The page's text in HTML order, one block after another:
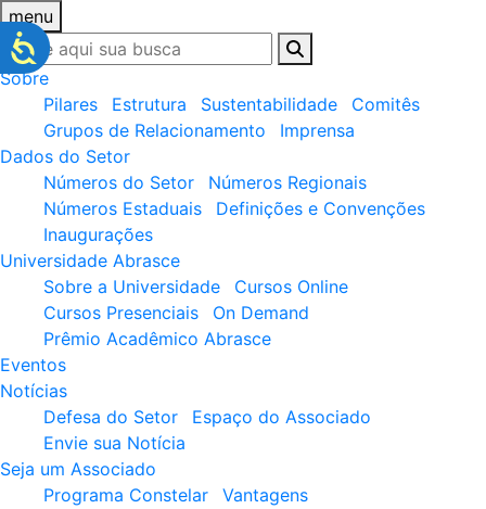
menu
Sobre
Pilares
Estrutura Sustentabilidade
Comitês
Grupos de Relacionamento
Imprensa
Dados do Setor
Números do Setor
Números Regionais
Números Estaduais
Definições e Convenções
Inaugurações
Universidade Abrasce
Sobre a Universidade
Cursos Online
Cursos Presenciais
On Demand
Prêmio Acadêmico Abrasce
Eventos
Notícias
Defesa do Setor
Espaço do Associado
Envie sua Notícia
Seja um Associado
Programa Constelar
Vantagens